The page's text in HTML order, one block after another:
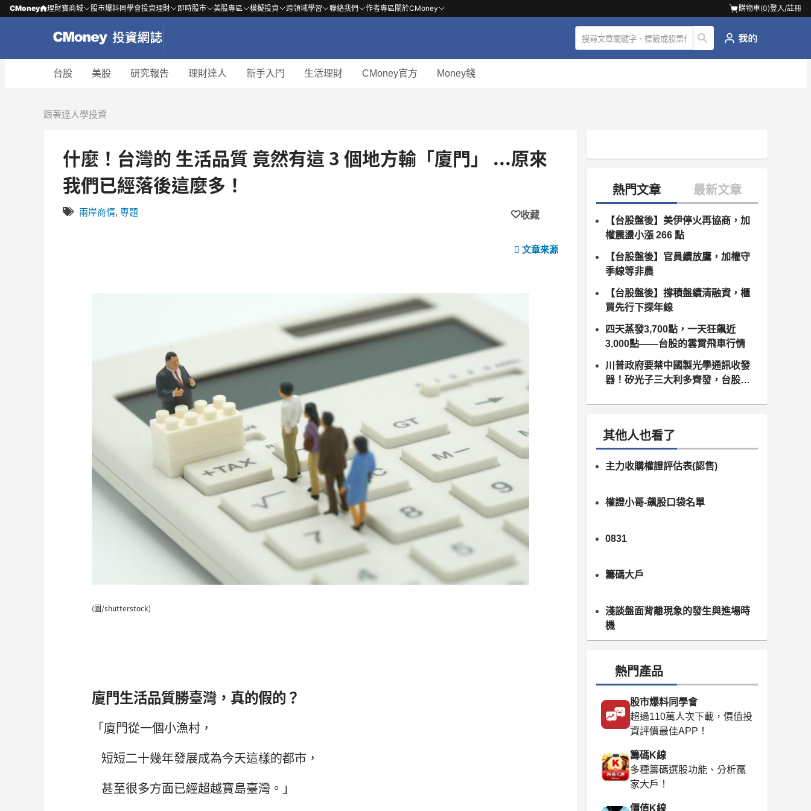
CMoney 理財寶商城 股市爆料同學會投資理財 即時股市 美股專區 模擬投資 跨領域學習 聯絡我們 作者專區關於CMoney 購物車(0)登入/註冊
台股 美股 研究報告 理財達人 新手入門 生活理財 CMoney官方 Money錢
跟著達人學投資
什麼！台灣的 生活品質 竟然有這 3 個地方輸「廈門」 ...原來
我們已經落後這麼多！
兩岸商情, 專題 收藏
文章來源
(圖/shutterstock)
廈門生活品質勝臺灣，真的假的？
「廈門從一個小漁村，
短短二十幾年發展成為今天這樣的都市，
甚至很多方面已經超越寶島臺灣。」
【台股盤後】美伊停火再協商，加
權震盪小漲 266 點
【台股盤後】官員續放鷹，加權守
季線等非農
【台股盤後】撐積盤續清融資，櫃
買先行下探年線
四天蒸發3,700點，一天狂飆近
3,000點——台股的雲霄飛車行情
川普政府要禁中國製光學通訊收發
器！矽光子三大利多齊發，台股供
其他人也看了
主力收購權證評估表(認售)
權證小哥-飆股口袋名單
0831
籌碼大戶
淺談盤面背離現象的發生與進場時
機
熱門產品
股市爆料同學會
超過110萬人次下載，價值投
資評價最佳APP！
籌碼K線
多種籌碼選股功能、分析贏
家大戶！
價值K線